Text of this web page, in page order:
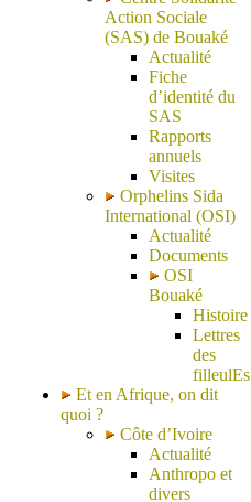
Action Sociale
(SAS) de Bouaké
Actualité
Fiche
d’identité du
SAS
Rapports
annuels
Visites
Orphelins Sida
International (OSI)
Actualité
Documents
OSI
Bouaké
Histoire
Lettres
des
filleulEs
Et en Afrique, on dit
quoi ?
Côte d’Ivoire
Actualité
Anthropo et
divers